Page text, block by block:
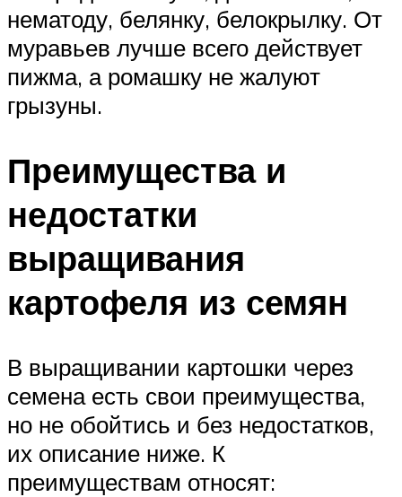
нематоду, белянку, белокрылку. От
муравьев лучше всего действует
пижма, а ромашку не жалуют
грызуны.
Преимущества и
недостатки
выращивания
картофеля из семян
В выращивании картошки через
семена есть свои преимущества,
но не обойтись и без недостатков,
их описание ниже. К
преимуществам относят: